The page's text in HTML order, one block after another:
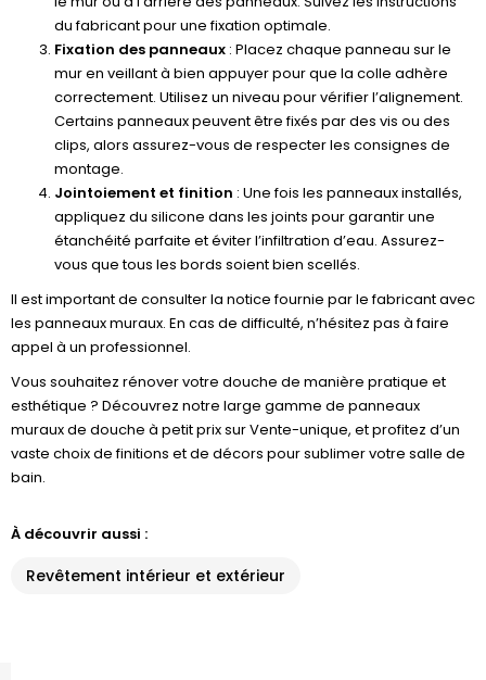
du fabricant pour une fixation optimale.
Fixation des panneaux : Placez chaque panneau sur le
mur en veillant à bien appuyer pour que la colle adhère
correctement. Utilisez un niveau pour vérifier l’alignement.
Certains panneaux peuvent être fixés par des vis ou des
clips, alors assurez-vous de respecter les consignes de
montage.
Jointoiement et finition : Une fois les panneaux installés,
appliquez du silicone dans les joints pour garantir une
étanchéité parfaite et éviter l’infiltration d’eau. Assurez-
vous que tous les bords soient bien scellés.
Il est important de consulter la notice fournie par le fabricant avec
les panneaux muraux. En cas de difficulté, n’hésitez pas à faire
appel à un professionnel.
Vous souhaitez rénover votre douche de manière pratique et
esthétique ? Découvrez notre large gamme de panneaux
muraux de douche à petit prix sur Vente-unique, et profitez d’un
vaste choix de finitions et de décors pour sublimer votre salle de
bain.
À découvrir aussi :
Revêtement intérieur et extérieur